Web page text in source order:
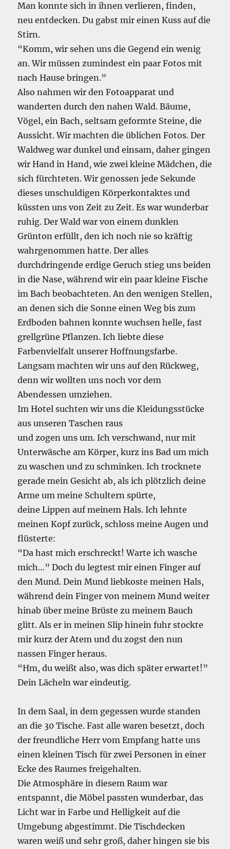
Man konnte sich in ihnen verlieren, finden,
neu entdecken. Du gabst mir einen Kuss auf die
Stirn.
“Komm, wir sehen uns die Gegend ein wenig
an. Wir müssen zumindest ein paar Fotos mit
nach Hause bringen.”
Also nahmen wir den Fotoapparat und
wanderten durch den nahen Wald. Bäume,
Vögel, ein Bach, seltsam geformte Steine, die
Aussicht. Wir machten die üblichen Fotos. Der
Waldweg war dunkel und einsam, daher gingen
wir Hand in Hand, wie zwei kleine Mädchen, die
sich fürchteten. Wir genossen jede Sekunde
dieses unschuldigen Körperkontaktes und
küssten uns von Zeit zu Zeit. Es war wunderbar
ruhig. Der Wald war von einem dunklen
Grünton erfüllt, den ich noch nie so kräftig
wahrgenommen hatte. Der alles
durchdringende erdige Geruch stieg uns beiden
in die Nase, während wir ein paar kleine Fische
im Bach beobachteten. An den wenigen Stellen,
an denen sich die Sonne einen Weg bis zum
Erdboden bahnen konnte wuchsen helle, fast
grellgrüne Pflanzen. Ich liebte diese
Farbenvielfalt unserer Hoffnungsfarbe.
Langsam machten wir uns auf den Rückweg,
denn wir wollten uns noch vor dem
Abendessen umziehen.
Im Hotel suchten wir uns die Kleidungsstücke
aus unseren Taschen raus
und zogen uns um. Ich verschwand, nur mit
Unterwäsche am Körper, kurz ins Bad um mich
zu waschen und zu schminken. Ich trocknete
gerade mein Gesicht ab, als ich plötzlich deine
Arme um meine Schultern spürte,
deine Lippen auf meinem Hals. Ich lehnte
meinen Kopf zurück, schloss meine Augen und
flüsterte:
“Da hast mich erschreckt! Warte ich wasche
mich…” Doch du legtest mir einen Finger auf
den Mund. Dein Mund liebkoste meinen Hals,
während dein Finger von meinem Mund weiter
hinab über meine Brüste zu meinem Bauch
glitt. Als er in meinen Slip hinein fuhr stockte
mir kurz der Atem und du zogst den nun
nassen Finger heraus.
“Hm, du weißt also, was dich später erwartet!”
Dein Lächeln war eindeutig.
In dem Saal, in dem gegessen wurde standen
an die 30 Tische. Fast alle waren besetzt, doch
der freundliche Herr vom Empfang hatte uns
einen kleinen Tisch für zwei Personen in einer
Ecke des Raumes freigehalten.
Die Atmosphäre in diesem Raum war
entspannt, die Möbel passten wunderbar, das
Licht war in Farbe und Helligkeit auf die
Umgebung abgestimmt. Die Tischdecken
waren weiß und sehr groß, daher hingen sie bis